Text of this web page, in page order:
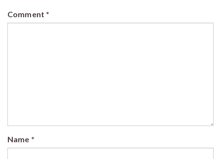
Comment *
Name *